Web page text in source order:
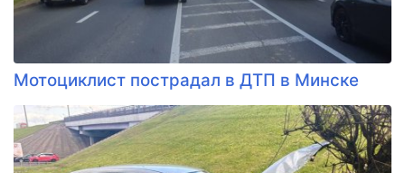
Мотоциклист пострадал в ДТП в Минске